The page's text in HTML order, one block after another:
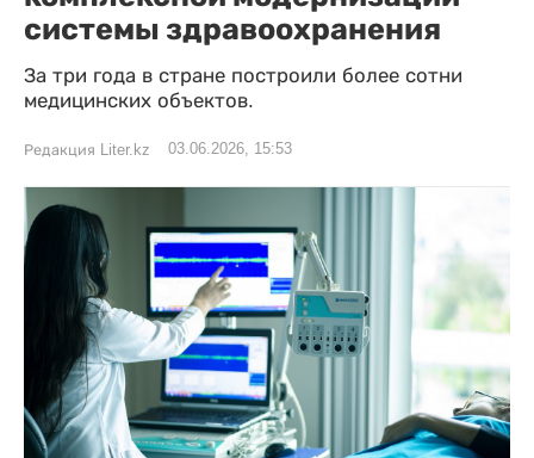
системы здравоохранения
За три года в стране построили более сотни
медицинских объектов.
Редакция Liter.kz 03.06.2026, 15:53